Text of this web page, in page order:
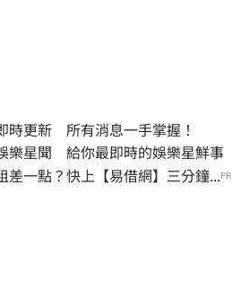
時更新 所有消息一手掌握！
樂星聞 給你最即時的娛樂星鮮事
差一點？快上【易借網】三分鐘...PR